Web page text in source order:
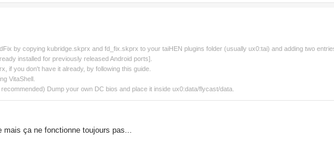
by copying kubridge.skprx and fd_fix.skprx to your taiHEN plugins folder (usually ux0:tai) and adding two
installed for previously released Android ports].
if you don't have it already, by following this guide.
VitaShell.
Dump your own DC bios and place it inside ux0:data/flycast/data.
mais ça ne fonctionne toujours pas...